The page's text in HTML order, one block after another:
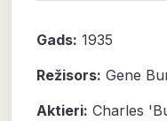
Gads: 1935
Režisors: Gene
Aktieri: Charles